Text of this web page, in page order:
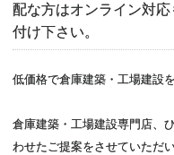
配な方はオンライン対
付け下さい。
低価格で倉庫建築・工場建設
倉庫建築・工場建設専門店、
わせたご提案をさせていただ